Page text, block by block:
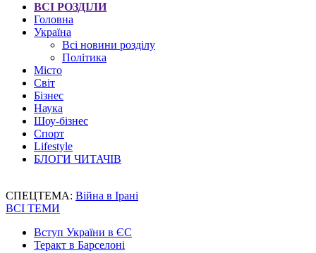
ВСІ РОЗДІЛИ
Головна
Україна
Всі новини розділу
Політика
Місто
Світ
Бізнес
Наука
Шоу-бізнес
Спорт
Lifestyle
БЛОГИ ЧИТАЧІВ
СПЕЦТЕМА: Війна в Ірані
ВСІ ТЕМИ
Вступ України в ЄС
Теракт в Барселоні